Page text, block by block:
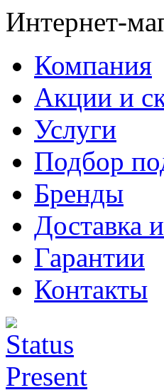
Интернет-
Компания
Акции и
Услуги
Подбор
Бренды
Доставка
Гарантии
Контакты